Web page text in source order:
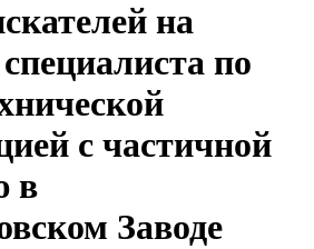
на
по
с частичной
в
Заводе